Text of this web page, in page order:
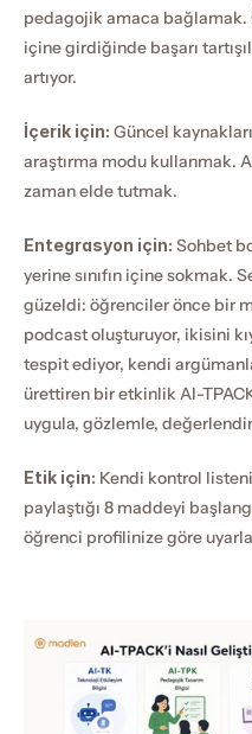
pedagojik amaca
içine girdiğinde başarı
artıyor.
İçerik için: Güncel
araştırma modu kullanmak.
zaman elde tutmak.
Entegrasyon için: Sohbet
yerine sınıfın içine sokmak.
güzeldi: öğrenciler önce bir
podcast oluşturuyor, ikisini
tespit ediyor, kendi
ürettiren bir etkinlik AI-
uygula, gözlemle,
Etik için: Kendi kontrol
paylaştığı 8 maddeyi
öğrenci profilinize göre